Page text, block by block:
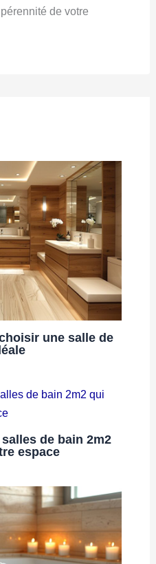
de votre
une salle de
de bain 2m2
espace